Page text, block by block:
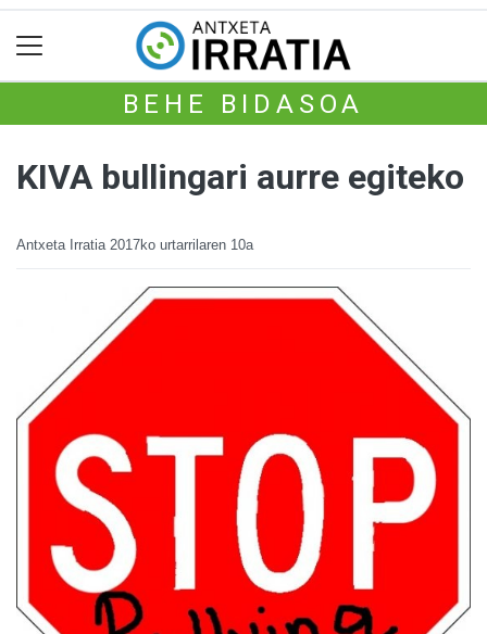
BEHE BIDASOA
KIVA bullingari aurre egiteko
Antxeta Irratia 2017ko urtarrilaren 10a